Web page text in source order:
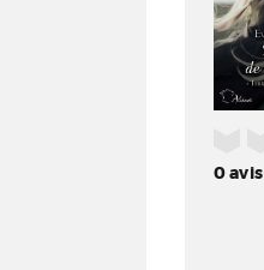
0avis